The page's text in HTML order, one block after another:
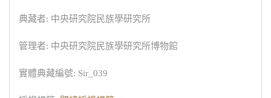
典藏者: 中央研究院民族學研究所
管理者: 中央研究院民族學研究所博物館
實體典藏編號: Sir_039